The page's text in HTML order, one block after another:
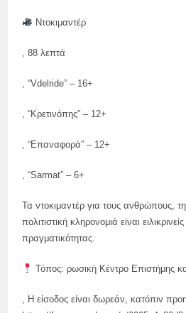
Ντοκιμαντέρ
, 88 λεπτά
, “Vdelride” – 16+
, “Κρετινόπης” – 12+
, “Επαναφορά” – 12+
, “Sarmat” – 6+
Τα ντοκιμαντέρ για τους ανθρώπους,
πολιτιστική κληρονομιά είναι
πραγματικότητας.
Τόπος: ρωσική Κέντρο Επιστήμης
, Η είσοδος είναι δωρεάν, κατόπιν